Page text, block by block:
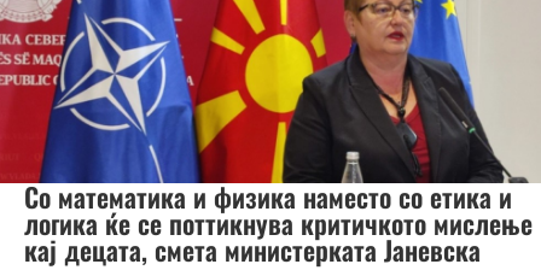
Со математика и физика наместо со етика и
логика ќе се поттикнува критичкото мислење
кај децата, смета министерката Јаневска